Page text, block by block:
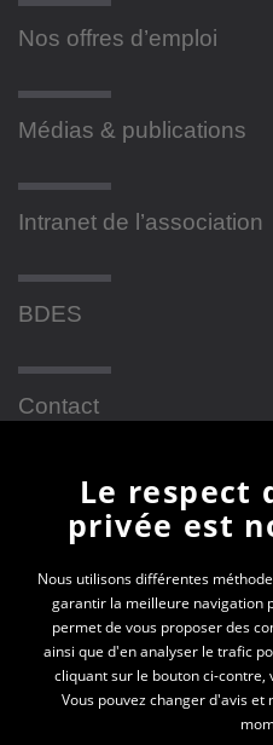
Nos offres d’emploi
Médias & publications
Intranet de l’association
BDES
Contact
Newsletter
En vous inscrivant à la
toutes les actualités des
Votre e-mail*
Le respect
privée est
Nous utilisons différentes
garantir la meilleure navigation
permet de vous proposer des
ainsi que d'en analyser le trafic
cliquant sur le bouton ci-contre,
Vous pouvez changer d'avis